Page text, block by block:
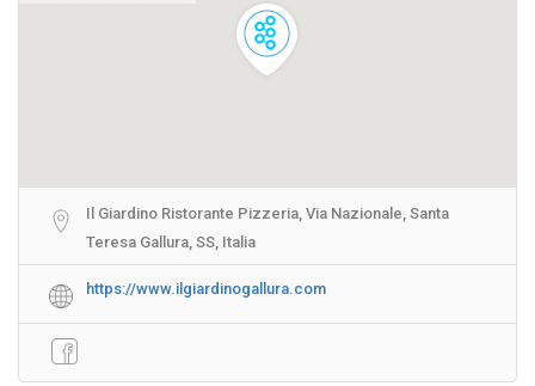
Il Giardino Ristorante Pizzeria, Via Nazionale, Santa
Teresa Gallura, SS, Italia
https://www.ilgiardinogallura.com